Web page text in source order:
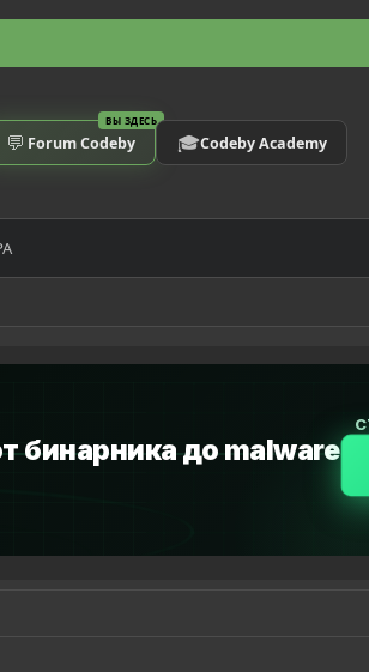
ВЫ ЗДЕСЬ
💬 Forum Codeby 🎓Codeby Academy